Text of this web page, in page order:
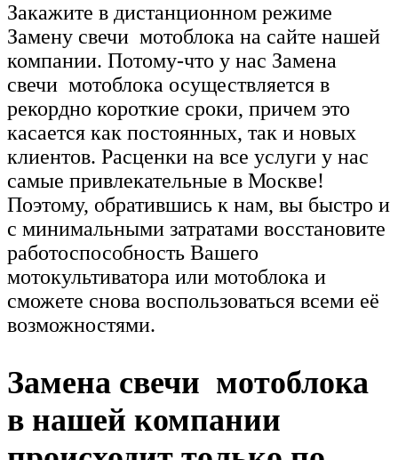
Закажите в дистанционном режиме
Замену свечи мотоблока на сайте нашей
компании. Потому-что у нас Замена
свечи мотоблока осуществляется в
рекордно короткие сроки, причем это
касается как постоянных, так и новых
клиентов. Расценки на все услуги у нас
самые привлекательные в Москве!
Поэтому, обратившись к нам, вы быстро и
с минимальными затратами восстановите
работоспособность Вашего
мотокультиватора или мотоблока и
сможете снова воспользоваться всеми её
возможностями.
Замена свечи мотоблока
в нашей компании